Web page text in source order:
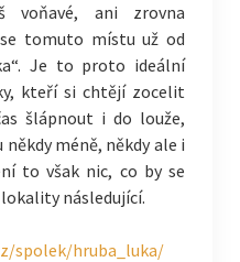
voňavé, ani zrovna
tomuto místu už od
Je to proto ideální
kteří si chtějí zocelit
šlápnout i do louže,
méně, někdy ale i
to však nic, co by se
následující.
spolek/hruba_luka/